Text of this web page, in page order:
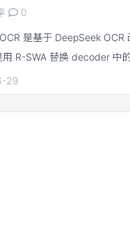
0
是基于 DeepSeek OCR
用 R-SWA 替换 decoder 中
全局可见，而生成历史
保持恒定 decode-side KV
。
29